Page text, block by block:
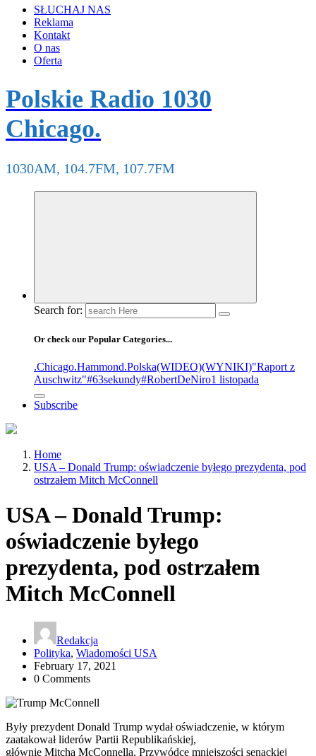
SŁUCHAJ NAS
Reklama
Kontakt
O nas
Oferta
Polskie Radio 1030
Chicago.
1030AM, 104.7FM, 107.7FM
Search for:
Or check our Popular Categories...
.Chicago.Hammond.Polska(WIDEO)(WYNIKI)"Raport z
Auschwitz"#63sekundy#RobertDeNiro1 listopada
Subscribe
Home
USA – Donald Trump: oświadczenie byłego prezydenta, pod
ostrzałem Mitch McConnell
USA – Donald Trump:
oświadczenie byłego
prezydenta, pod ostrzałem
Mitch McConnell
Redakcja
Polityka, Wiadomości USA
February 17, 2021
0 Comments
Były prezydent Donald Trump wydał oświadczenie, w którym
zaatakował liderów Partii Republikańskiej,
głównie Mitcha McConnella. Przywódcę mniejszości senackiej